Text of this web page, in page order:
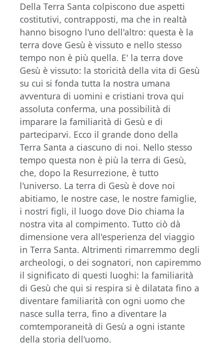
Della Terra Santa colpiscono due aspetti
costitutivi, contrapposti, ma che in realtà
hanno bisogno l'uno dell'altro: questa è la
terra dove Gesù è vissuto e nello stesso
tempo non è più quella. E' la terra dove
Gesù è vissuto: la storicità della vita di Gesù
su cui si fonda tutta la nostra umana
avventura di uomini e cristiani trova qui
assoluta conferma, una possibilità di
imparare la familiarità di Gesù e di
parteciparvi. Ecco il grande dono della
Terra Santa a ciascuno di noi. Nello stesso
tempo questa non è più la terra di Gesù,
che, dopo la Resurrezione, è tutto
l'universo. La terra di Gesù è dove noi
abitiamo, le nostre case, le nostre famiglie,
i nostri figli, il luogo dove Dio chiama la
nostra vita al compimento. Tutto ciò dà
dimensione vera all'esperienza del viaggio
in Terra Santa. Altrimenti rimarremmo degli
archeologi, o dei sognatori, non capiremmo
il significato di questi luoghi: la familiarità
di Gesù che qui si respira si è dilatata fino a
diventare familiarità con ogni uomo che
nasce sulla terra, fino a diventare la
comtemporaneità di Gesù a ogni istante
della storia dell'uomo.